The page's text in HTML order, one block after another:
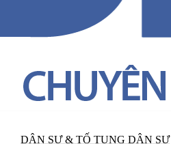
DÂN SỰ & TỐ TỤNG DÂN SỰ